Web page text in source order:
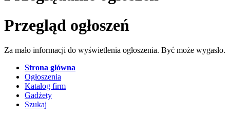
Przegląd ogłoszeń
Za mało informacji do wyświetlenia ogłoszenia. Być może wygasło.
Strona główna
Ogłoszenia
Katalog firm
Gadżety
Szukaj